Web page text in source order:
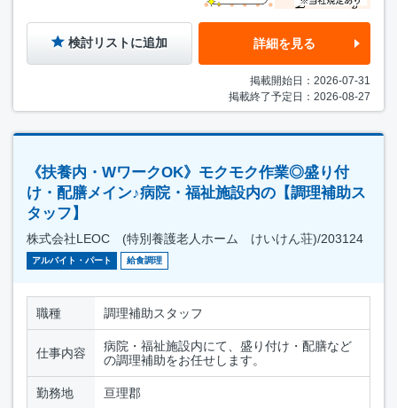
検討リストに追加 詳細を見る
掲載開始日：2026-07-31
掲載終了予定日：2026-08-27
《扶養内・WワークOK》モクモク作業◎盛り付
け・配膳メイン♪病院・福祉施設内の【調理補助ス
タッフ】
株式会社LEOC (特別養護老人ホーム けいけん荘)/203124
アルバイト・パート 給食調理
職種 調理補助スタッフ
仕事内容
病院・福祉施設内にて、盛り付け・配膳など
の調理補助をお任せします。
勤務地 亘理郡